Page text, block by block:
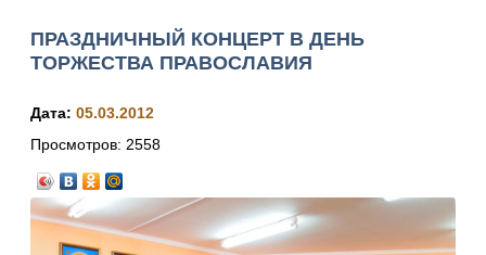
ПРАЗДНИЧНЫЙ КОНЦЕРТ В ДЕНЬ
ТОРЖЕСТВА ПРАВОСЛАВИЯ
Дата: 05.03.2012
Просмотров: 2558